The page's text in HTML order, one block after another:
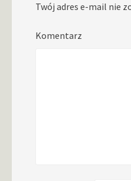
Twój adres e-mail nie
Komentarz